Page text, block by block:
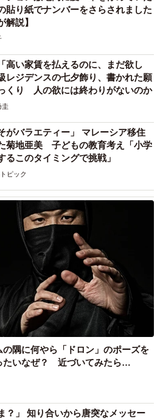
4/4
スタイリング：工藤沙恵(ミタケイショ
貼り紙でナンバーをさらされました
解説】
高い家賃を払えるのに、まだ欲し
レジデンスの七夕飾り、書かれた願
くり 人の欲には終わりがないのか
圭
がバラエティー」 マレーシア移住
菊地亜美 子どもの教育考え「小学
るこのタイミングで挑戦」
ピック
隅に何やら「ドロン」のポーズを
たいなぜ？ 近づいてみたら…
？」 知り合いから唐突なメッセー